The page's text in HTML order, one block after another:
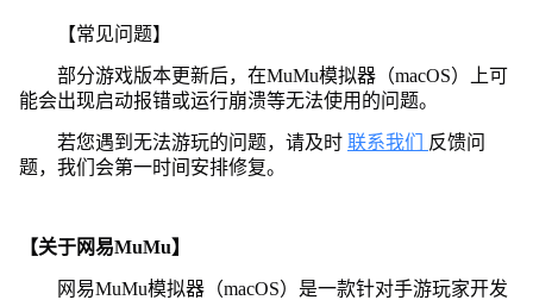
【常见问题】
部分游戏版本更新后，在MuMu模拟器（macOS）上可
能会出现启动报错或运行崩溃等无法使用的问题。
若您遇到无法游玩的问题，请及时 联系我们
反馈问
题，我们会第一时间安排修复。
【关于网易MuMu】
网易MuMu模拟器（macOS）是一款针对手游玩家开发